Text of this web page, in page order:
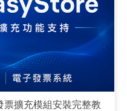
票擴充模組安裝完整教